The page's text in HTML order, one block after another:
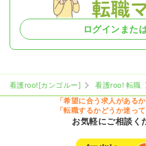
ログインまた
看護roo![カンゴルー] 看護roo! 転職
「希望に合う求人がある
「転職するかどうか迷っ
お気軽にご相談く